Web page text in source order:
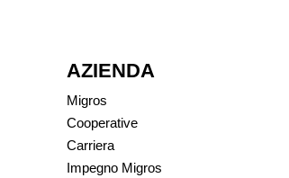
AZIENDA
Migros
Cooperative
Carriera
Impegno Migros